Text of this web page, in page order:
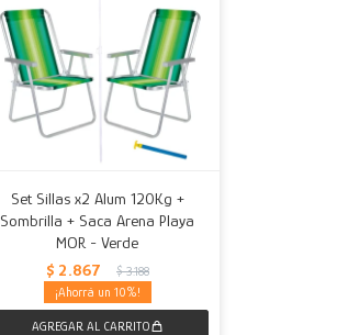
Set Sillas x2 Alum 120Kg +
Sombrilla + Saca Arena Playa
MOR - Verde
$ 2.867 $ 3.188
10